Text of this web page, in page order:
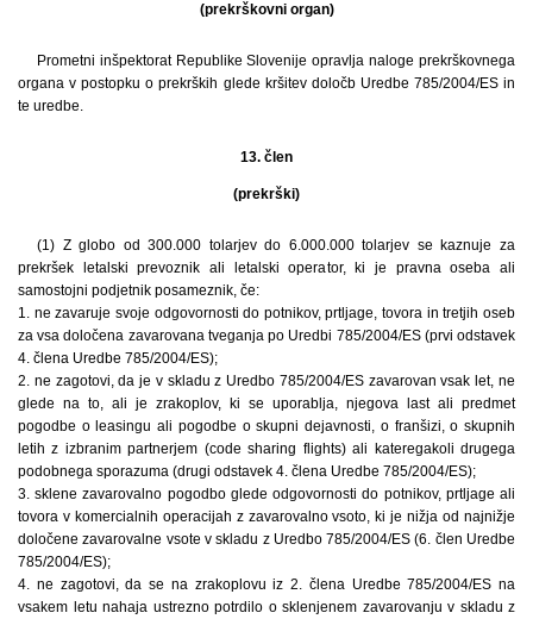
(prekrškovni organ)
Prometni inšpektorat Republike Slovenije opravlja naloge prekrškovnega
organa v postopku o prekrških glede kršitev določb Uredbe 785/2004/ES in
te uredbe.
13. člen
(prekrški)
(1) Z globo od 300.000 tolarjev do 6.000.000 tolarjev se kaznuje za
prekršek letalski prevoznik ali letalski operator, ki je pravna oseba ali
samostojni podjetnik posameznik, če:
1. ne zavaruje svoje odgovornosti do potnikov, prtljage, tovora in tretjih oseb
za vsa določena zavarovana tveganja po Uredbi 785/2004/ES (prvi odstavek
4. člena Uredbe 785/2004/ES);
2. ne zagotovi, da je v skladu z Uredbo 785/2004/ES zavarovan vsak let, ne
glede na to, ali je zrakoplov, ki se uporablja, njegova last ali predmet
pogodbe o leasingu ali pogodbe o skupni dejavnosti, o franšizi, o skupnih
letih z izbranim partnerjem (code sharing flights) ali kateregakoli drugega
podobnega sporazuma (drugi odstavek 4. člena Uredbe 785/2004/ES);
3. sklene zavarovalno pogodbo glede odgovornosti do potnikov, prtljage ali
tovora v komercialnih operacijah z zavarovalno vsoto, ki je nižja od najnižje
določene zavarovalne vsote v skladu z Uredbo 785/2004/ES (6. člen Uredbe
785/2004/ES);
4. ne zagotovi, da se na zrakoplovu iz 2. člena Uredbe 785/2004/ES na
vsakem letu nahaja ustrezno potrdilo o sklenjenem zavarovanju v skladu z